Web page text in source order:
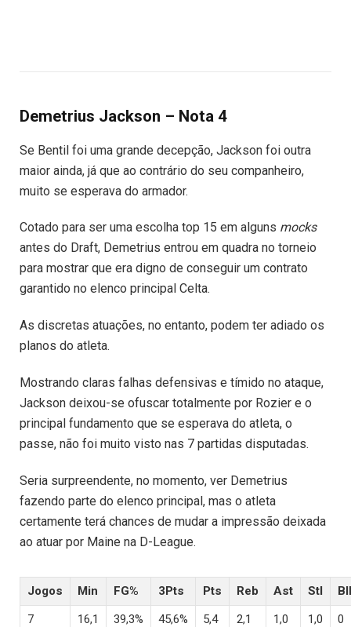
Demetrius Jackson – Nota 4
Se Bentil foi uma grande decepção, Jackson foi outra
maior ainda, já que ao contrário do seu companheiro,
muito se esperava do armador.
Cotado para ser uma escolha top 15 em alguns mocks
antes do Draft, Demetrius entrou em quadra no torneio
para mostrar que era digno de conseguir um contrato
garantido no elenco principal Celta.
As discretas atuações, no entanto, podem ter adiado os
planos do atleta.
Mostrando claras falhas defensivas e tímido no ataque,
Jackson deixou-se ofuscar totalmente por Rozier e o
principal fundamento que se esperava do atleta, o
passe, não foi muito visto nas 7 partidas disputadas.
Seria surpreendente, no momento, ver Demetrius
fazendo parte do elenco principal, mas o atleta
certamente terá chances de mudar a impressão deixada
ao atuar por Maine na D-League.
Jogos Min FG% 3Pts Pts Reb Ast Stl
7
16,1 39,3% 45,6% 5,4 2,1 1,0 1,0 0